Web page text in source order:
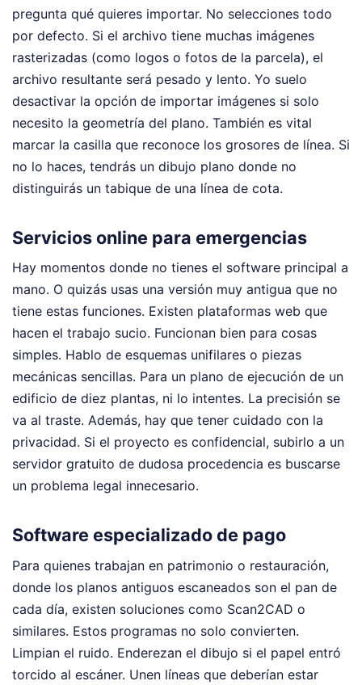
pregunta qué quieres importar. No selecciones todo
por defecto. Si el archivo tiene muchas imágenes
rasterizadas (como logos o fotos de la parcela), el
archivo resultante será pesado y lento. Yo suelo
desactivar la opción de importar imágenes si solo
necesito la geometría del plano. También es vital
marcar la casilla que reconoce los grosores de línea. Si
no lo haces, tendrás un dibujo plano donde no
distinguirás un tabique de una línea de cota.
Servicios online para emergencias
Hay momentos donde no tienes el software principal a
mano. O quizás usas una versión muy antigua que no
tiene estas funciones. Existen plataformas web que
hacen el trabajo sucio. Funcionan bien para cosas
simples. Hablo de esquemas unifilares o piezas
mecánicas sencillas. Para un plano de ejecución de un
edificio de diez plantas, ni lo intentes. La precisión se
va al traste. Además, hay que tener cuidado con la
privacidad. Si el proyecto es confidencial, subirlo a un
servidor gratuito de dudosa procedencia es buscarse
un problema legal innecesario.
Software especializado de pago
Para quienes trabajan en patrimonio o restauración,
donde los planos antiguos escaneados son el pan de
cada día, existen soluciones como Scan2CAD o
similares. Estos programas no solo convierten.
Limpian el ruido. Enderezan el dibujo si el papel entró
torcido al escáner. Unen líneas que deberían estar